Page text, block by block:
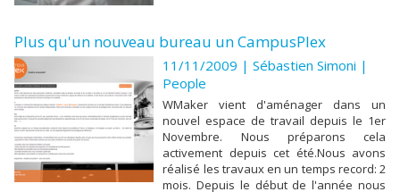
Plus qu'un nouveau bureau un CampusPlex
11/11/2009 |Sébastien Simoni |
People
WMaker vient d'aménager dans un
nouvel espace de travail depuis le 1er
Novembre. Nous préparons cela
activement depuis cet été.Nous avons
réalisé les travaux en un temps record: 2
mois. Depuis le début de l'année nous